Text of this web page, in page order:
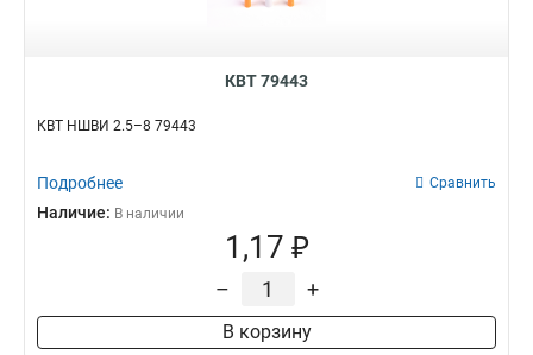
КВТ 79443
КВТ НШВИ 2.5–8 79443
Подробнее Сравнить
Наличие: В наличии
1,17 ₽
– +
В корзину